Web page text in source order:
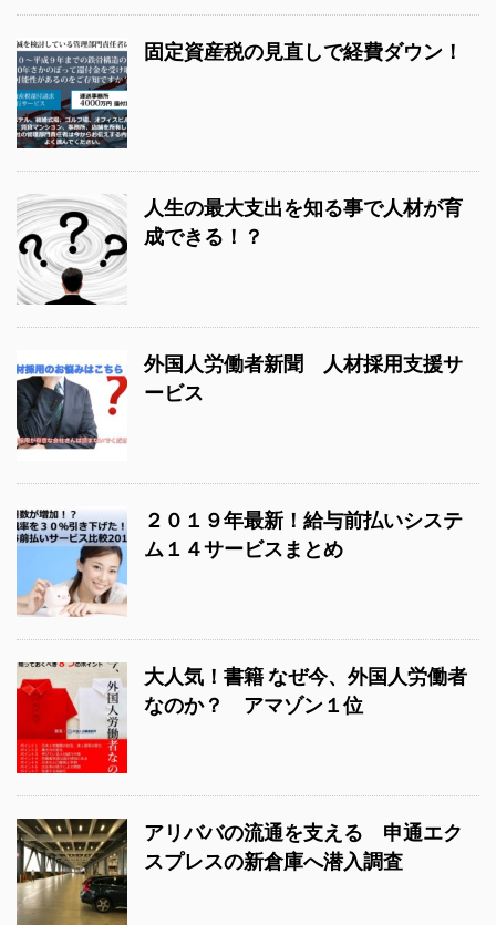
固定資産税の見直しで経費ダウン！
人生の最大支出を知る事で人材が育
成できる！？
外国人労働者新聞 人材採用支援サ
ービス
２０１９年最新！給与前払いシステ
ム１４サービスまとめ
大人気！書籍 なぜ今、外国人労働者
なのか？ アマゾン１位
アリババの流通を支える 申通エク
スプレスの新倉庫へ潜入調査